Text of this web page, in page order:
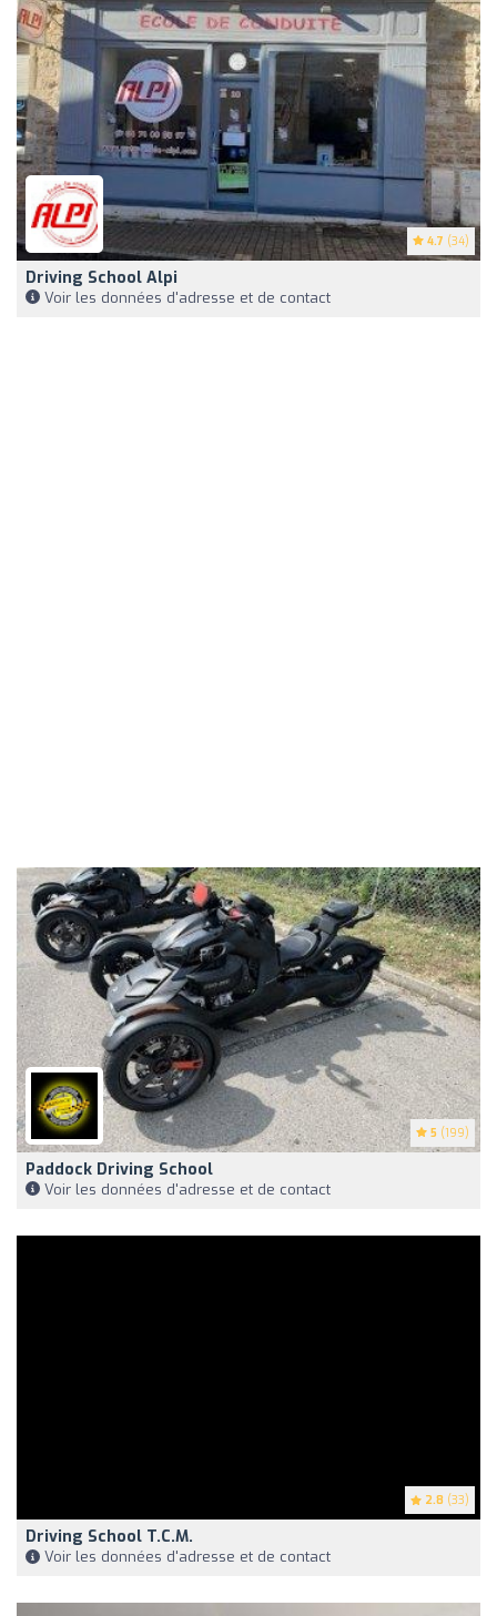
4.7 (34)
Driving School Alpi
Voir les données d'adresse et de contact
5 (199)
Paddock Driving School
Voir les données d'adresse et de contact
2.8 (33)
Driving School T.c.m.
Voir les données d'adresse et de contact